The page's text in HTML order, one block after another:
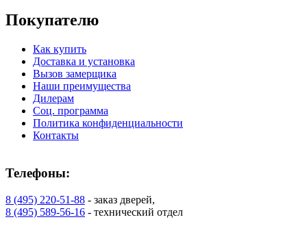
Покупателю
Как купить
Доставка и установка
Вызов замерщика
Наши преимущества
Дилерам
Соц. программа
Политика конфиденциальности
Контакты
Телефоны:
8 (495) 220-51-88 - заказ дверей,
8 (495) 589-56-16 - технический отдел